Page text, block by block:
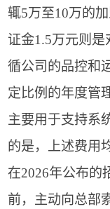
辄5万至10万的
证金1.5万元则
循公司的品控和
定比例的年度管
主要用于支持系
的是，上述费用
在2026年公布的
前，主动向总部